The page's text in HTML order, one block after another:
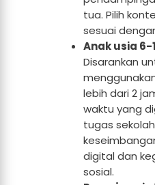
tua. Pilih
sesuai
Anak usia 6-
Disarankan
lebih dari 2
waktu yang
tugas
digital dan
sosial.